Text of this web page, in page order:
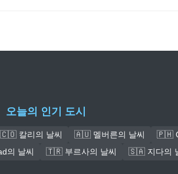
오늘의 인기 도시
🇨🇴 칼리의 날씨 🇦🇺 멜버른의 날씨
🇵🇭
의 날씨 🇹🇷 부르사의 날씨 🇸🇦 지다의